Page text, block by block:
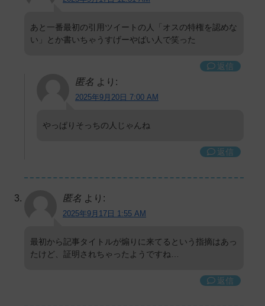
あと一番最初の引用ツイートの人「オスの特権を認めな
い」とか書いちゃうすげーやばい人で笑った
返信
匿名 より:
2025年9月20日 7:00 AM
やっぱりそっちの人じゃんね
返信
匿名 より:
2025年9月17日 1:55 AM
最初から記事タイトルが煽りに来てるという指摘はあっ
たけど、証明されちゃったようですね…
返信